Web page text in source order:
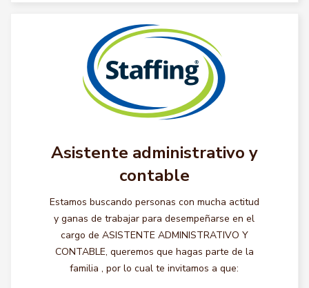
Asistente administrativo y
contable
Estamos buscando personas con mucha actitud
y ganas de trabajar para desempeñarse en el
cargo de ASISTENTE ADMINISTRATIVO Y
CONTABLE, queremos que hagas parte de la
familia , por lo cual te invitamos a que: